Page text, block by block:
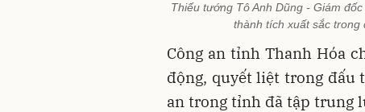
Thiếu tướng Tô Anh Dũng - Giám
thành tích xuất sắc trong
Công an tỉnh Thanh Hóa
động, quyết liệt trong đấu
an trong tỉnh đã tập trung